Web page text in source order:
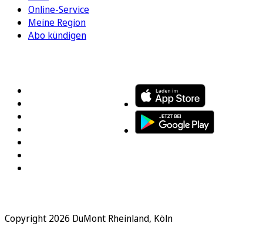
Online-Service
Meine Region
Abo kündigen
Copyright 2026 DuMont Rheinland, Köln